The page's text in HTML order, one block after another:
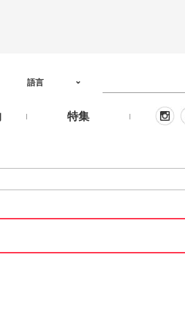
特集
語言